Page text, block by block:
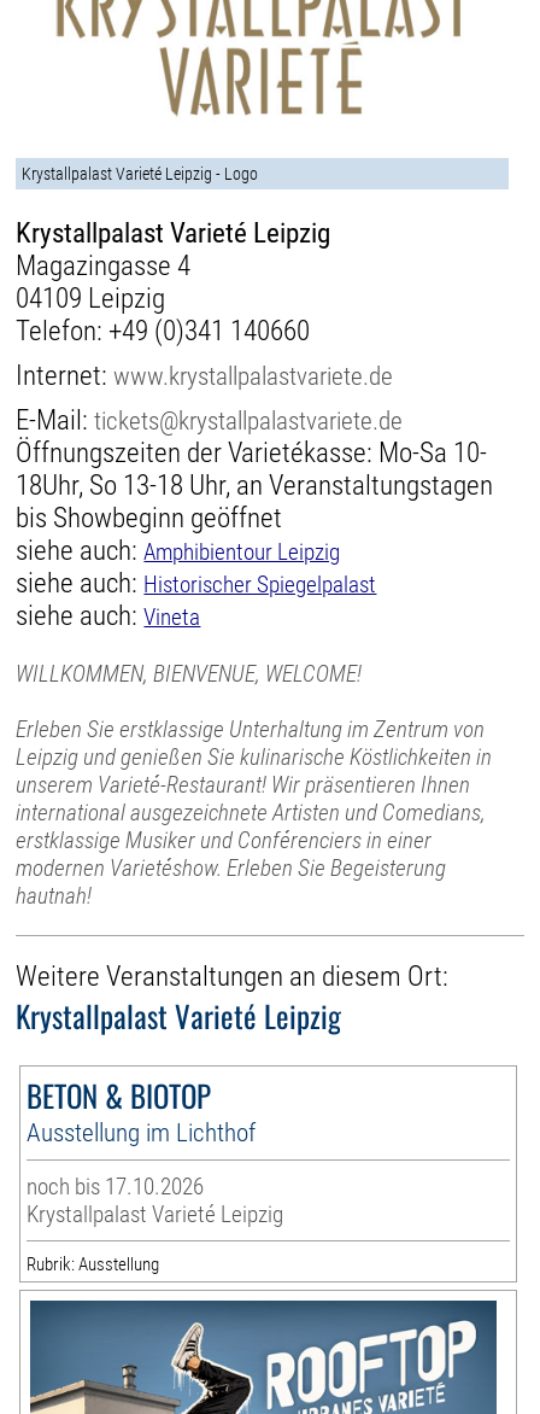
Krystallpalast Varieté Leipzig - Logo
Krystallpalast Varieté Leipzig
Magazingasse 4
04109 Leipzig
Telefon: +49 (0)341 140660
Internet:www.krystallpalastvariete.de
E-Mail:tickets@krystallpalastvariete.de
Öffnungszeiten der Varietékasse: Mo-Sa 10-
18Uhr, So 13-18 Uhr, an Veranstaltungstagen
bis Showbeginn geöffnet
siehe auch:Amphibientour Leipzig
siehe auch: Historischer Spiegelpalast
siehe auch:Vineta
WILLKOMMEN, BIENVENUE, WELCOME!
Erleben Sie erstklassige Unterhaltung im Zentrum von
Leipzig und genießen Sie kulinarische Köstlichkeiten in
unserem Varieté-Restaurant! Wir präsentieren Ihnen
international ausgezeichnete Artisten und Comedians,
erstklassige Musiker und Conférenciers in einer
modernen Varietéshow. Erleben Sie Begeisterung
hautnah!
Weitere Veranstaltungen an diesem Ort:
Krystallpalast Varieté Leipzig
BETON & BIOTOP
Ausstellung im Lichthof
noch bis 17.10.2026
Krystallpalast Varieté Leipzig
Rubrik: Ausstellung